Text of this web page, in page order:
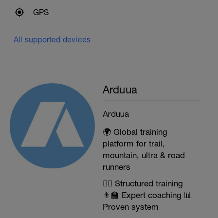
GPS
All supported devices
Arduua
Arduua
🌍 Global training
platform for trail,
mountain, ultra & road
runners
🏃‍♂️ Structured training
👨‍🏫 Expert coaching 📊
Proven system